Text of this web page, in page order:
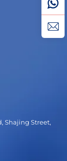
Shajing Street,